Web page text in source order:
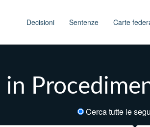
Decisioni Sentenze Carte
in
Cerca tutte le